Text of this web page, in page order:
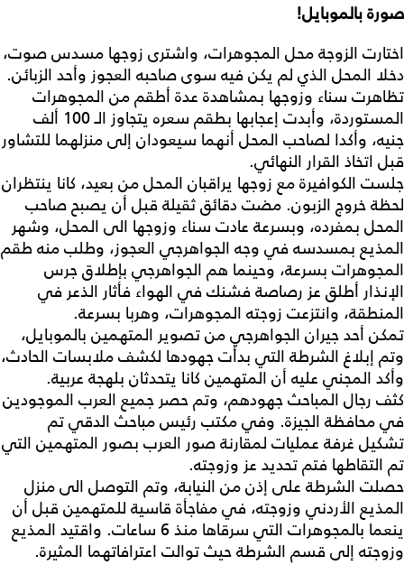
صورة بالموبايل!
اختارت الزوجة محل المجوهرات، واشترى زوجها مسدس صوت،
دخلا المحل الذي لم يكن فيه سوى صاحبه العجوز وأحد الزبائن.
تظاهرت سناء وزوجها بمشاهدة عدة أطقم من المجوهرات
المستوردة، وأبدت إعجابها بطقم سعره يتجاوز الـ 100 ألف
جنيه، وأكدا لصاحب المحل أنهما سيعودان إلى منزلهما للتشاور
قبل اتخاذ القرار النهائي.
جلست الكوافيرة مع زوجها يراقبان المحل من بعيد، كانا ينتظران
لحظة خروج الزبون. مضت دقائق ثقيلة قبل أن يصبح صاحب
المحل بمفرده، وبسرعة عادت سناء وزوجها الى المحل، وشهر
المذيع بمسدسه في وجه الجواهرجي العجوز، وطلب منه طقم
المجوهرات بسرعة، وحينما هم الجواهرجي بإطلاق جرس
الإنذار أطلق عز رصاصة فشنك في الهواء فأثار الذعر في
المنطقة، وانتزعت زوجته المجوهرات، وهربا بسرعة.
تمكن أحد جيران الجواهرجي من تصوير المتهمين بالموبايل،
وتم إبلاغ الشرطة التي بدأت جهودها لكشف ملابسات الحادث،
وأكد المجني عليه أن المتهمين كانا يتحدثان بلهجة عربية.
كثف رجال المباحث جهودهم، وتم حصر جميع العرب الموجودين
في محافظة الجيزة. وفي مكتب رئيس مباحث الدقي تم
تشكيل غرفة عمليات لمقارنة صور العرب بصور المتهمين التي
تم التقاطها فتم تحديد عز وزوجته.
حصلت الشرطة على إذن من النيابة، وتم التوصل الى منزل
المذيع الأردني وزوجته، في مفاجأة قاسية للمتهمين قبل أن
ينعما بالمجوهرات التي سرقاها منذ 6 ساعات. واقتيد المذيع
وزوجته إلى قسم الشرطة حيث توالت اعترافاتهما المثيرة.